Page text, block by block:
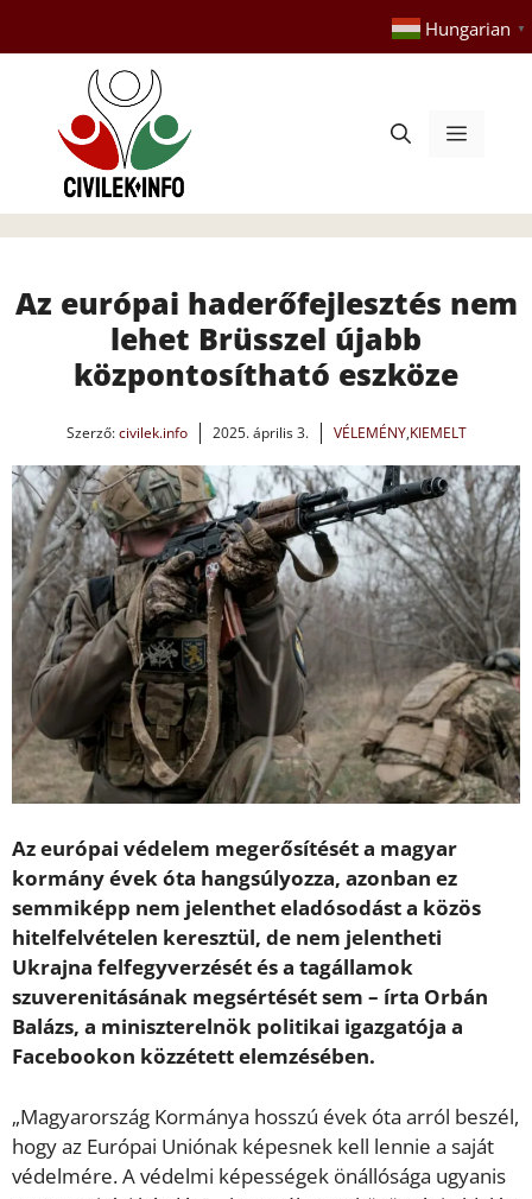
tartalomba
Hungarian ▼
Menü
Az európai haderőfejlesztés nem
lehet Brüsszel újabb
központosítható eszköze
Szerző:civilek.info 2025. április 3. VÉLEMÉNY,KIEMELT
Az európai védelem megerősítését a magyar
kormány évek óta hangsúlyozza, azonban ez
semmiképp nem jelenthet eladósodást a közös
hitelfelvételen keresztül, de nem jelentheti
Ukrajna felfegyverzését és a tagállamok
szuverenitásának megsértését sem – írta Orbán
Balázs, a miniszterelnök politikai igazgatója a
Facebookon közzétett elemzésében.
„Magyarország Kormánya hosszú évek óta arról beszél,
hogy az Európai Uniónak képesnek kell lennie a saját
védelmére. A védelmi képességek önállósága ugyanis